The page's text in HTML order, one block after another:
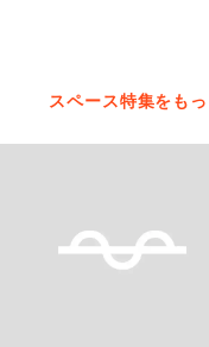
スペース特集をも